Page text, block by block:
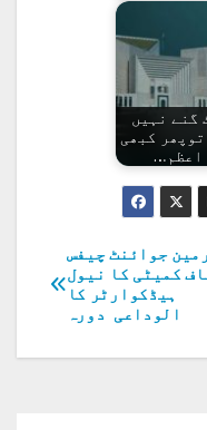
گنے نہیں
کبھی
اعظم…
جوائنٹ چیفس
کمیٹی کا نیول
ہیڈکوارٹر کا
الوداعی دورہ